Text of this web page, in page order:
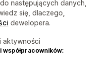
następujących danych,
się, dlaczego,
dewelopera.
aktywności